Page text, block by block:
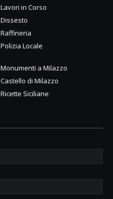
Lavori in Corso
Dissesto
Raffineria
Polizia Locale
Monumenti a Milazzo
Castello di Milazzo
Ricette Siciliane